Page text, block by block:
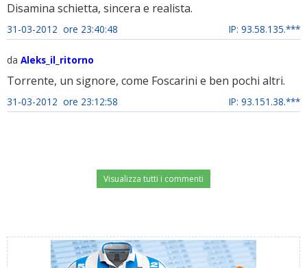
Disamina schietta, sincera e realista.
31-03-2012 ore 23:40:48 IP: 93.58.135.***
da Aleks_il_ritorno
Torrente, un signore, come Foscarini e ben pochi altri.
31-03-2012 ore 23:12:58 IP: 93.151.38.***
Visualizza tutti i commenti